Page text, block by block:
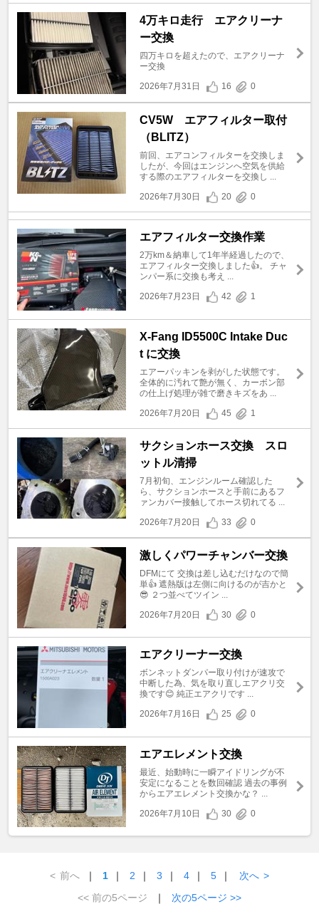
4万キロ走行 エアクリーナ
ー交換
四万キロを超えたので、エアクリーナ
ー交換
2026年7月31日
16 0
CV5W エアフィルター取付
（BLITZ）
前回、エアコンフィルターを交換しま
したが、今回はエンジンへ空気を供給
する際のエアフィルターを交換し ...
2026年7月30日
20 0
エアフィルター交換作業
2万km＆納車して1年半経過したので、
エアフィルター交換しました👍。 チャ
ンパー系に交換も考え ...
2026年7月23日
42 1
X-Fang ID5500C Intake Duc
t に交換
エアーパッキンを剥がした状態です。
全体的に汚れて艶が無く、カーボン部
の仕上げ処理が雑で磨きキズをあ ...
2026年7月20日
45 1
サクションホース交換 スロ
ットル清掃
7月初旬、エンジンルーム確認した
ら、サクションホースと手前にあるフ
ァンカバー接触してホース切れてる ...
2026年7月20日
33 0
激しくパワーチャンバー交換
DFMにて 交換は差し込むだけなので簡
単👍 遮熱版は左側に向けるのが吉かと
😎 ２つ並べてツイン ...
2026年7月20日
30 0
エアクリーナー交換
ボンネットダンパー取り付けが速攻で
中断した為、気を取り直しエアクリ交
換です😊 純正エアクリです ...
2026年7月16日
25 0
エアエレメント交換
最近、始動時に一瞬アイドリングが不
安定になることを数回確認 過去の事例
からエアエレメント交換かな？ ...
2026年7月10日
30 0
< 前へ ｜ 1 ｜ 2 ｜ 3 ｜ 4 ｜ 5 ｜ 次へ >
<< 前の5ページ
｜ 次の5ページ >>